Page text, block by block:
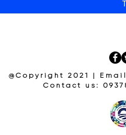
@Copyright 2021 |
Contact us: